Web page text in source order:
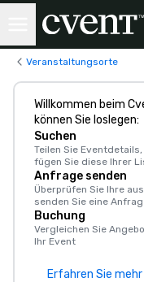
Veranstaltungsorte
Willkommen beim
können Sie loslegen:
Suchen
Teilen Sie
fügen Sie diese Ihrer
Anfrage senden
Überprüfen Sie Ihre
senden Sie eine
Buchung
Vergleichen Sie
Ihr Event
Erfahren Sie mehr